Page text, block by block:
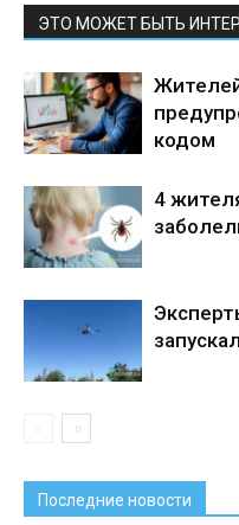
ЭТО МОЖЕТ БЫТЬ
кодом
4
Последние новости